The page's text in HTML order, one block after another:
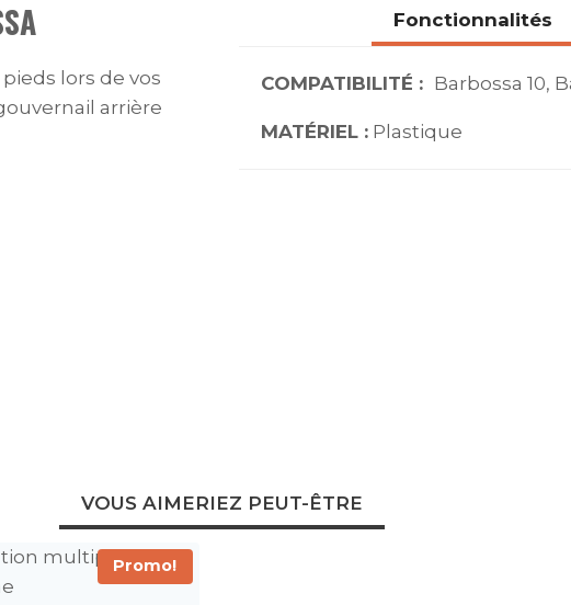
lors de vos
arrière
Fonctionnalités
COMPATIBILITÉ : Barbossa 10,
MATÉRIEL : Plastique
VOUS AIMERIEZ PEUT-ÊTRE
Promo!